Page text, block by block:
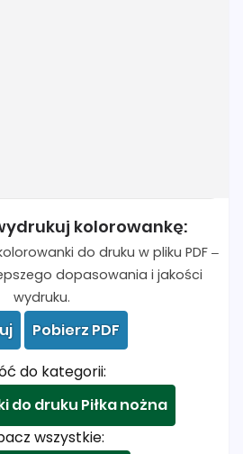
kolorowankę:
do druku w pliku PDF –
dopasowania i jakości
wydruku.
Pobierz PDF
do kategorii:
do druku Piłka nożna
wszystkie: